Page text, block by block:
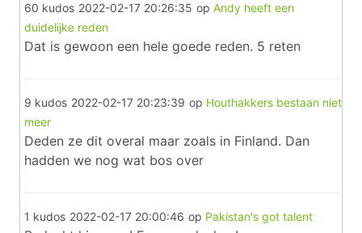
60 kudos 2022-02-17 20:26:35 op Andy heeft een
duidelijke reden
Dat is gewoon een hele goede reden. 5 reten
9 kudos 2022-02-17 20:23:39 op Houthakkers bestaan niet
meer
Deden ze dit overal maar zoals in Finland. Dan
hadden we nog wat bos over
1 kudos 2022-02-17 20:00:46 op Pakistan's got talent